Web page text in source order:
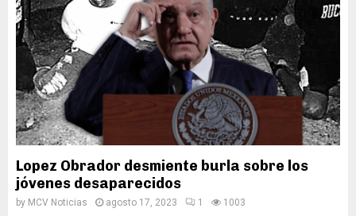
Lopez Obrador desmiente burla sobre los
jóvenes desaparecidos
by MCV Noticias agosto 17, 2023 1 1003